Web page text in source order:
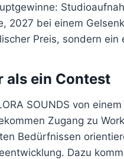
2027 bei einem
Preis, sondern ein
als ein Contest
SOUNDS von
Zugang zu
Bedürfnissen
Dazu